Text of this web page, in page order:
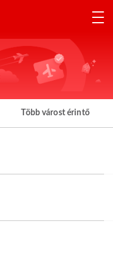
Több várost érintő